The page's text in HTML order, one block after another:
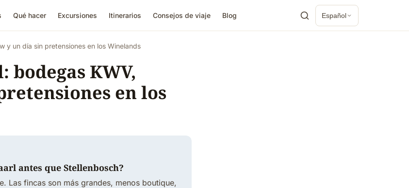
Qué hacer Excursiones Itinerarios Consejos de viaje Blog Español
y un día sin pretensiones en los Winelands
bodegas KWV,
en los
antes que Stellenbosch?
Las fincas son más grandes, menos boutique,